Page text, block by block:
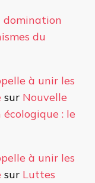
domination
du
à unir les
sur Nouvelle
: le
à unir les
sur Luttes